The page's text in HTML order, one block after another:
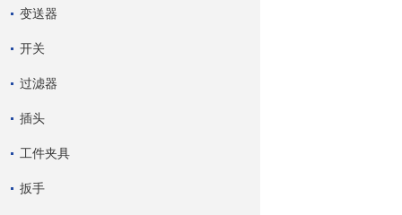
变送器
开关
过滤器
插头
工件夹具
扳手